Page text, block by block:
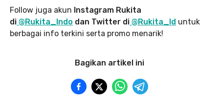
Follow juga akun Instagram Rukita
di @Rukita_Indo dan Twitter di @Rukita_Id untuk
berbagai info terkini serta promo menarik!
Bagikan artikel ini